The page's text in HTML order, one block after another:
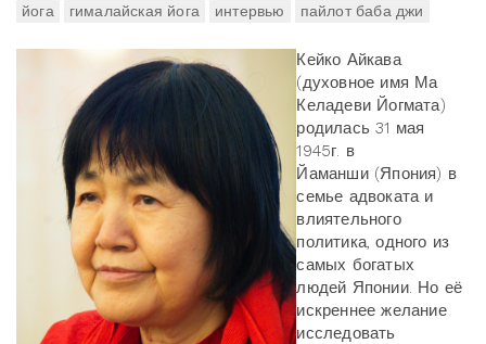
йога
гималайская йога интервью пайлот баба джи
Кейко Айкава
(духовное имя Ма
Келадеви Йогмата)
родилась 31 мая
1945г. в
Йаманши (Япония) в
семье адвоката и
влиятельного
политика, одного из
самых богатых
людей Японии. Но её
искреннее желание
исследовать